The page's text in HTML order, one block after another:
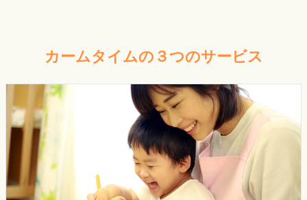
カームタイムの３つのサービス